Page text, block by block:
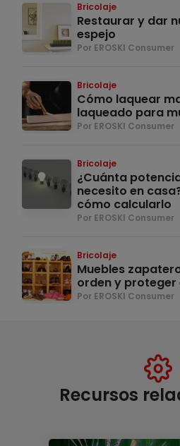
Bricolaje
Restaurar y dar
espejo
Por EROSKI Consumer
Bricolaje
Cómo laquear
laqueado para
Por EROSKI Consumer
Bricolaje
¿Cuánta
necesito en
cómo calcularlo
Por EROSKI Consumer
Bricolaje
Muebles
orden y proteger
Por EROSKI Consumer
Recursos